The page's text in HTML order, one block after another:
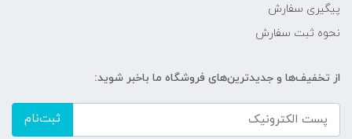
پیگیری سفارش
نحوه ثبت سفارش
از تخفیف‌ها و جدیدترین‌های فروشگاه ما باخبر شوید:
ثبت‌نام